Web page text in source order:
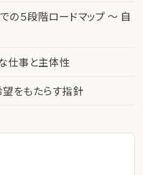
の５段階ロードマップ 〜 自
仕事と主体性
望をもたらす指針